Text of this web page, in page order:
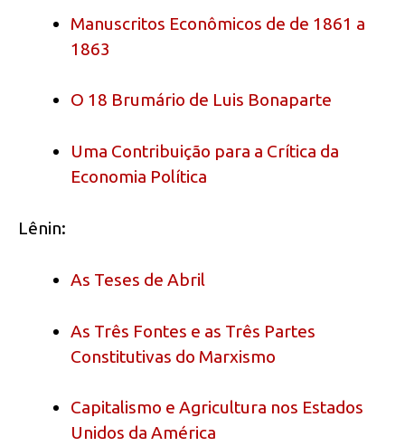
Manuscritos Econômicos de de 1861 a
1863
O 18 Brumário de Luis Bonaparte
Uma Contribuição para a Crítica da
Economia Política
Lênin:
As Teses de Abril
As Três Fontes e as Três Partes
Constitutivas do Marxismo
Capitalismo e Agricultura nos Estados
Unidos da América